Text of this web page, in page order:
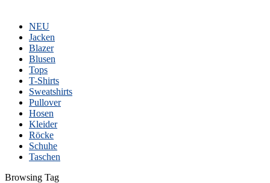
NEU
Jacken
Blazer
Blusen
Tops
T-Shirts
Sweatshirts
Pullover
Hosen
Kleider
Röcke
Schuhe
Taschen
Browsing Tag